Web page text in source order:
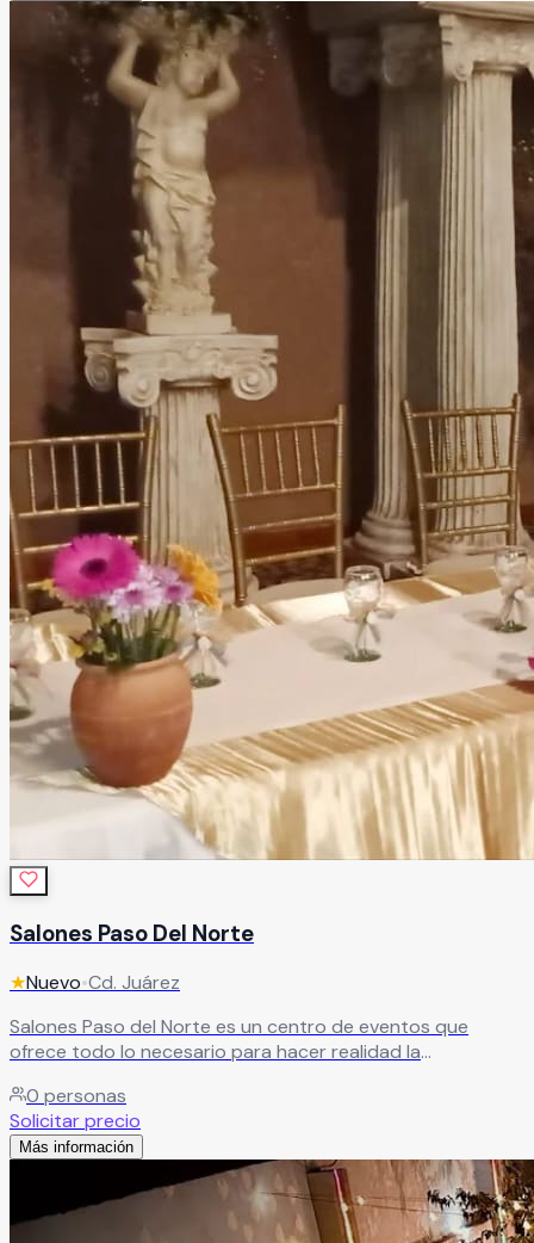
Salones Paso Del Norte
★Nuevo•Cd. Juárez
Salones Paso del Norte es un centro de eventos que
ofrece todo lo necesario para hacer realidad la
instalaciones y su equipo profesional se encargan de
cuidar cada detalle, creando eventos espectaculares para
bodas, XV años y ocasiones especiales.
0 personas
Solicitar precio
Más información